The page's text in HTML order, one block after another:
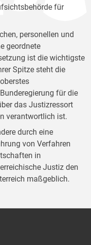
für
personellen und
geordnete
ist die wichtigste
Spitze steht die
für die
das Justizressort
verantwortlich ist.
durch eine
von Verfahren
in
Justiz den
maßgeblich.